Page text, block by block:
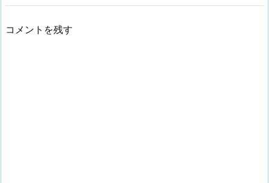
コメントを残す